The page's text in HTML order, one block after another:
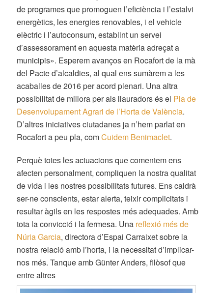
de programes que promoguen l’eficiència i l’estalvi
energètics, les energies renovables, i el vehicle
elèctric i l’autoconsum, establint un servei
d’assessorament en aquesta matèria adreçat a
municipis». Esperem avanços en Rocafort de la mà
del Pacte d’alcaldies, al qual ens sumàrem a les
acaballes de 2016 per acord plenari. Una altra
possibilitat de millora per als llauradors és el Pla de
Desenvolupament Agrari de l’Horta de València.
D’altres iniciatives ciutadanes ja n’hem parlat en
Rocafort a peu pla, comCuidem Benimaclet.
Perquè totes les actuacions que comentem ens
afecten personalment, compliquen la nostra qualitat
de vida i les nostres possibilitats futures. Ens caldrà
ser-ne conscients, estar alerta, teixir complicitats i
resultar àgils en les respostes més adequades. Amb
tota la convicció i la fermesa. Una reflexió més de
Núria Garcia, directora d’Espai Carraixet sobre la
nostra relació amb l’horta, i la necessitat d’implicar-
nos més. Tanque ambGünter Anders, filòsof que
entre altres